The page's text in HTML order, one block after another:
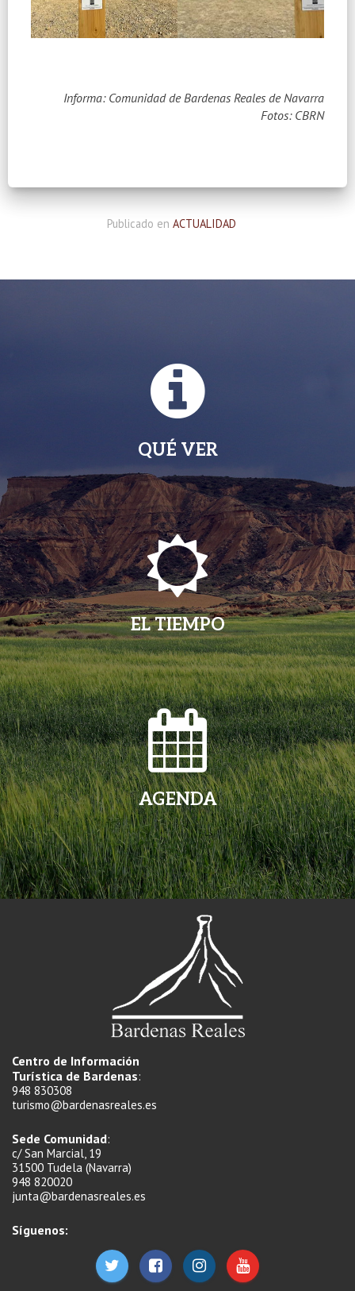
Informa: Comunidad de Bardenas Reales de Navarra
Fotos: CBRN
Publicado enACTUALIDAD
QUÉ VER
EL TIEMPO
AGENDA
Centro de Información
Turística de Bardenas:
948 830308
turismo@bardenasreales.es
Sede Comunidad:
c/ San Marcial, 19
31500 Tudela (Navarra)
948 820020
junta@bardenasreales.es
Síguenos: